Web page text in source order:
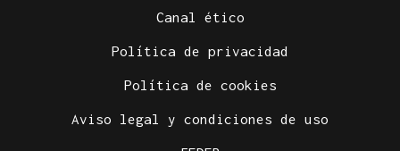
Canal ético
Política de privacidad
Política de cookies
Aviso legal y condiciones de uso